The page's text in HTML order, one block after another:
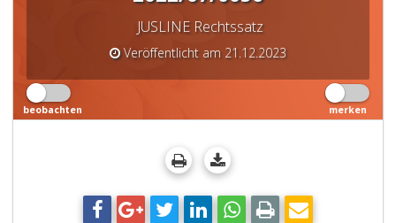
JUSLINE Rechtssatz
Veröffentlicht am 21.12.2023
beobachten merken